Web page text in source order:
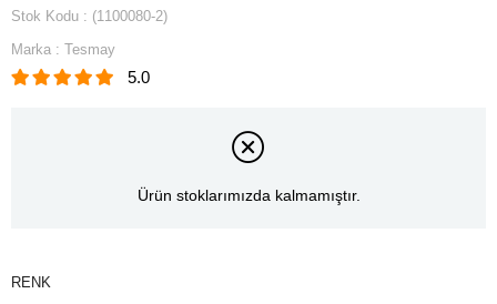
Stok Kodu
(1100080-2)
Marka : Tesmay
5.0
Ürün stoklarımızda kalmamıştır.
RENK